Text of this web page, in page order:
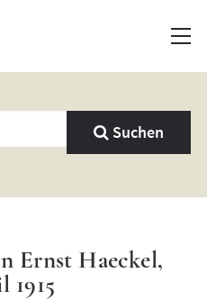
Suchen
Ernst Haeckel,